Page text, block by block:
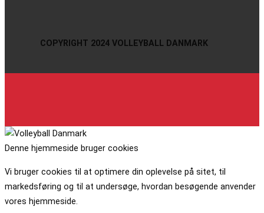
COPYRIGHT 2024 VOLLEYBALL DANMARK
Denne hjemmeside bruger cookies
Vi bruger cookies til at optimere din oplevelse på sitet, til
markedsføring og til at undersøge, hvordan besøgende anvender
vores hjemmeside.